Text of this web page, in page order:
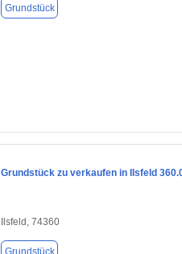
Grundstück
Grundstück zu verkaufen in Ilsfeld
Ilsfeld, 74360
Grundstück